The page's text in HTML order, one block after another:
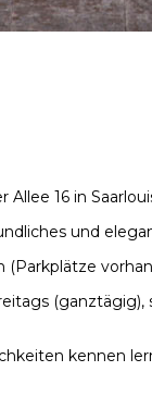
16 in
und
(Parkplätze
kennen